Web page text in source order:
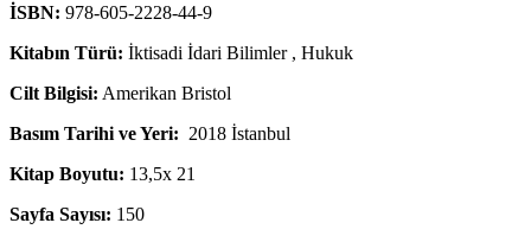
İSBN: 978-605-2228-44-9
Kitabın Türü: İktisadi İdari Bilimler , Hukuk
Cilt Bilgisi: Amerikan Bristol
Basım Tarihi ve Yeri: 2018 İstanbul
Kitap Boyutu: 13,5x 21
Sayfa Sayısı: 150